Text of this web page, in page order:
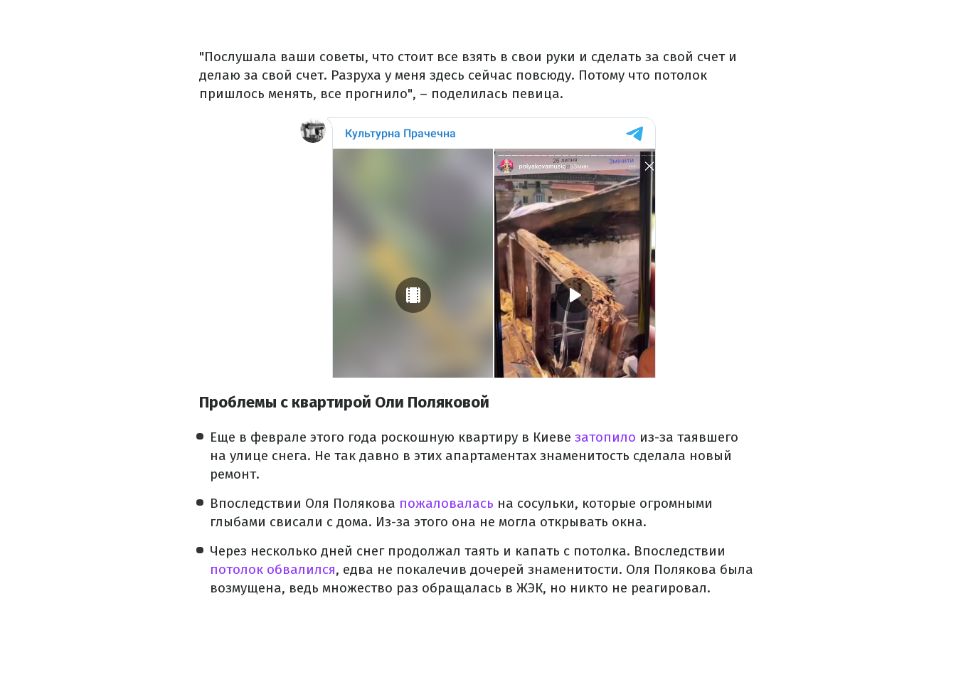
"Послушала ваши советы, что стоит все взять в свои руки и сделать за свой счет и
делаю за свой счет. Разруха у меня здесь сейчас повсюду. Потому что потолок
пришлось менять, все прогнило", – поделилась певица.
Проблемы с квартирой Оли Поляковой
Еще в феврале этого года роскошную квартиру в Киеве затопило из-за таявшего
на улице снега. Не так давно в этих апартаментах знаменитость сделала новый
ремонт.
Впоследствии Оля Полякова пожаловалась на сосульки, которые огромными
глыбами свисали с дома. Из-за этого она не могла открывать окна.
Через несколько дней снег продолжал таять и капать с потолка. Впоследствии
потолок обвалился, едва не покалечив дочерей знаменитости. Оля Полякова была
возмущена, ведь множество раз обращалась в ЖЭК, но никто не реагировал.